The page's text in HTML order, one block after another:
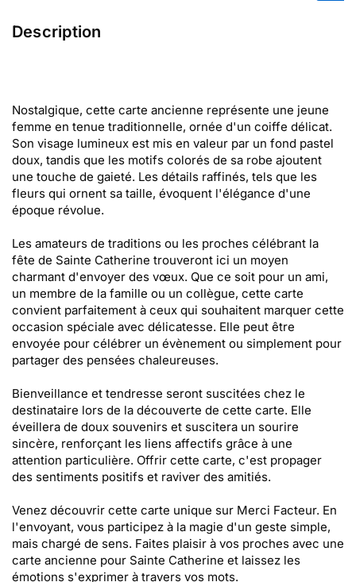
Description
Nostalgique, cette carte ancienne représente une jeune
femme en tenue traditionnelle, ornée d'un coiffe délicat.
Son visage lumineux est mis en valeur par un fond pastel
doux, tandis que les motifs colorés de sa robe ajoutent
une touche de gaieté. Les détails raffinés, tels que les
fleurs qui ornent sa taille, évoquent l'élégance d'une
époque révolue.
Les amateurs de traditions ou les proches célébrant la
fête de Sainte Catherine trouveront ici un moyen
charmant d'envoyer des vœux. Que ce soit pour un ami,
un membre de la famille ou un collègue, cette carte
convient parfaitement à ceux qui souhaitent marquer cette
occasion spéciale avec délicatesse. Elle peut être
envoyée pour célébrer un évènement ou simplement pour
partager des pensées chaleureuses.
Bienveillance et tendresse seront suscitées chez le
destinataire lors de la découverte de cette carte. Elle
éveillera de doux souvenirs et suscitera un sourire
sincère, renforçant les liens affectifs grâce à une
attention particulière. Offrir cette carte, c'est propager
des sentiments positifs et raviver des amitiés.
Venez découvrir cette carte unique sur Merci Facteur. En
l'envoyant, vous participez à la magie d'un geste simple,
mais chargé de sens. Faites plaisir à vos proches avec une
carte ancienne pour Sainte Catherine et laissez les
émotions s'exprimer à travers vos mots.